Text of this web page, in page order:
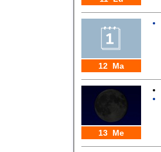
12 Ma
13 Me